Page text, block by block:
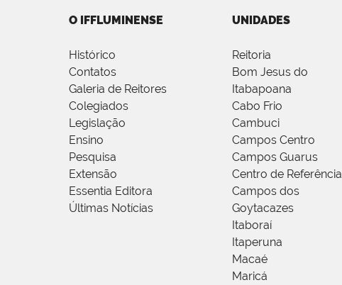
O IFFLUMINENSE
Histórico
Contatos
Galeria de Reitores
Colegiados
Legislação
Ensino
Pesquisa
Extensão
Essentia Editora
Últimas Notícias
UNIDADES
Reitoria
Bom Jesus do
Itabapoana
Cabo Frio
Cambuci
Campos Centro
Campos Guarus
Centro de Referência
Campos dos
Goytacazes
Itaboraí
Itaperuna
Macaé
Maricá